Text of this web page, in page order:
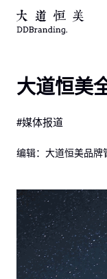
大道恒美
#媒体报道
编辑：大道恒美品牌